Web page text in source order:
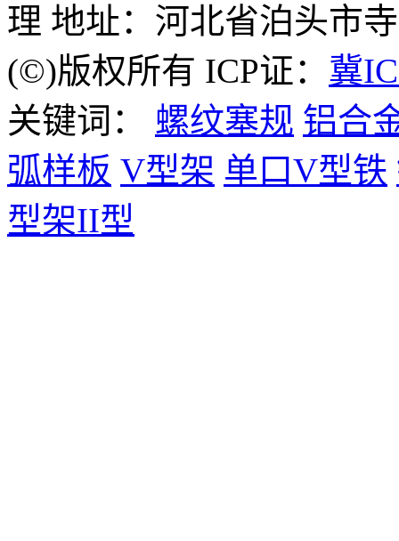
理 地址：河北省泊头市
(©)版权所有 ICP证： 冀
关键词： 螺纹塞规 铝合
弧样板 V型架 单口V型铁
型架II型